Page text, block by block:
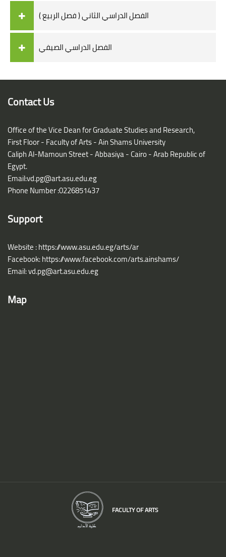
الفصل الدراسي الثاني ( فصل الربيع )
الفصل الدراسي الصيفي
Blocks
Contact Us
Office of the Vice Dean for Graduate Studies and Research,
First Floor - Faculty of Arts - Ain Shams University
Caliph Al-Mamoun Street - Abbasiya - Cairo - Arab Republic of
Egypt.
Email:vd.pg@art.asu.edu.eg
Phone Number :0226851437
Support
Website :https://www.asu.edu.eg/arts/ar
Facebook:https://www.facebook.com/arts.ainshams/
Email:vd.pg@art.asu.edu.eg
Map
FACULTY OF ARTS